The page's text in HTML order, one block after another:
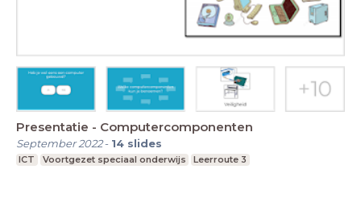
Presentatie - Computercomponenten
September 2022- 14 slides
ICT Voortgezet speciaal onderwijs Leerroute 3